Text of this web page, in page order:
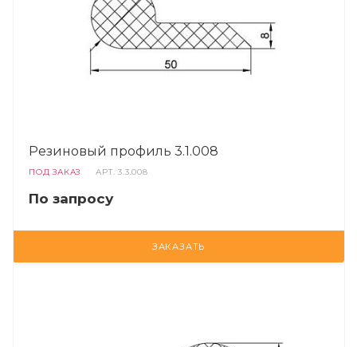
Резиновый профиль 3.1.008
ПОД ЗАКАЗ АРТ.3.3.008
По запросу
ЗАКАЗАТЬ